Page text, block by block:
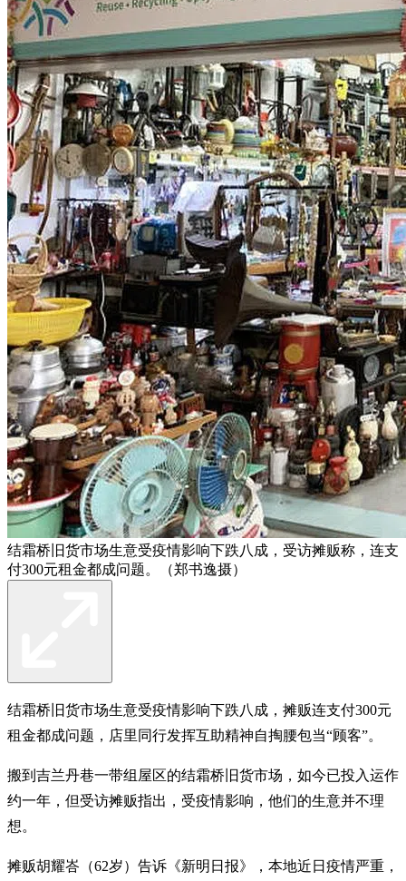
结霜桥旧货市场生意受疫情影响下跌八成，受访摊贩称，连支
付300元租金都成问题。（郑书逸摄）
结霜桥旧货市场生意受疫情影响下跌八成，摊贩连支付300元
租金都成问题，店里同行发挥互助精神自掏腰包当“顾客”。
搬到吉兰丹巷一带组屋区的结霜桥旧货市场，如今已投入运作
约一年，但受访摊贩指出，受疫情影响，他们的生意并不理
想。
摊贩胡耀峇（62岁）告诉《新明日报》，本地近日疫情严重，